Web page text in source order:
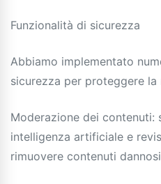
Funzionalità di sicurezza
Abbiamo implementato
sicurezza per proteggere
Moderazione dei contenuti:
intelligenza artificiale e
rimuovere contenuti